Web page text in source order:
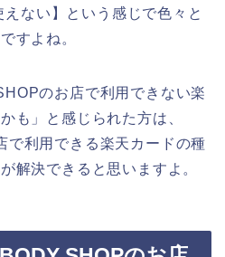
い】という感じで色々と
すよね。
のお店で利用できない楽
も」と感じられた方は、
利用できる楽天カードの種
解決できると思いますよ。